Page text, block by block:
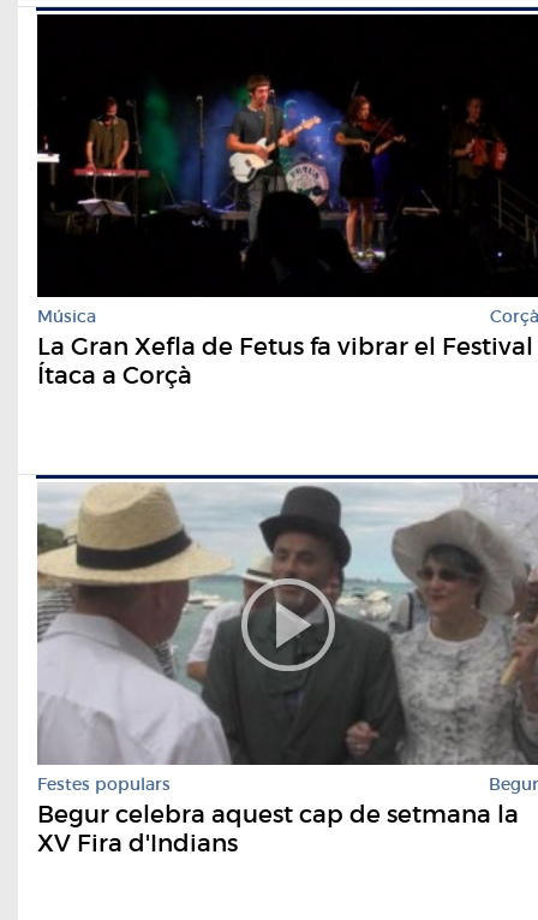
Música Corçà
La Gran Xefla de Fetus fa vibrar el Festival
Ítaca a Corçà
Festes populars Begur
Begur celebra aquest cap de setmana la
XV Fira d'Indians